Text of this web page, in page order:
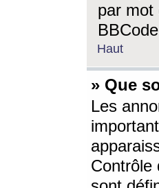
par mot
Haut
» Que
Les
Contrôle